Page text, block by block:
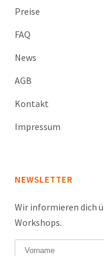
Preise
FAQ
News
AGB
Kontakt
Impressum
NEWSLETTER
Wir informieren dich
Workshops.